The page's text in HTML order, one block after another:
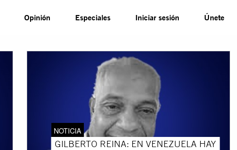
Opinión Especiales Iniciar sesión Únete
NOTICIA
GILBERTO REINA: EN VENEZUELA HAY